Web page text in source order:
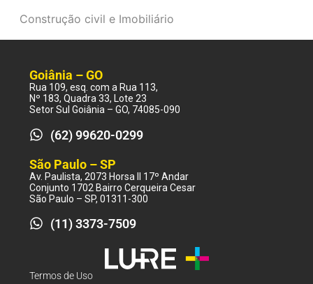
Construção civil e Imobiliário
Termos de Uso
Goiânia – GO
Rua 109, esq. com a Rua 113,
Nº 183, Quadra 33, Lote 23
Setor Sul Goiânia – GO, 74085-090
(62) 99620-0299
São Paulo – SP
Av. Paulista, 2073 Horsa II 17º Andar
Conjunto 1702 Bairro Cerqueira Cesar
São Paulo – SP, 01311-300
(11) 3373-7509